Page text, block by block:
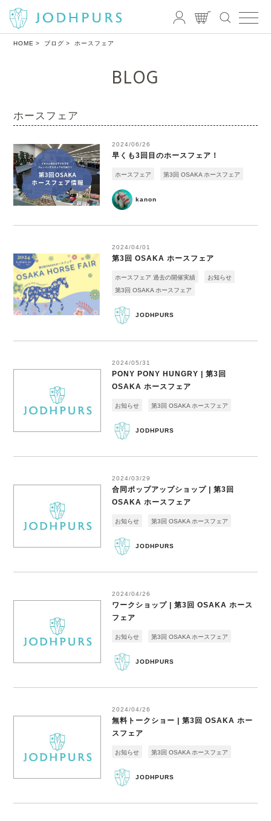
HOME ブログ ホースフェア
BLOG
ホースフェア
2024/06/26
早くも3回目のホースフェア！
kanon
ホースフェア 第3回 OSAKA ホースフェア
2024/04/01
第3回 OSAKA ホースフェア
JODHPURS
ホースフェア 過去の開催実績
お知らせ
第3回 OSAKA ホースフェア
2024/05/31
PONY PONY HUNGRY | 第3回
OSAKA ホースフェア
JODHPURS
お知らせ 第3回 OSAKA ホースフェア
2024/03/29
合同ポップアップショップ | 第3回
OSAKA ホースフェア
JODHPURS
お知らせ 第3回 OSAKA ホースフェア
2024/04/26
ワークショップ | 第3回 OSAKA ホース
フェア
JODHPURS
お知らせ 第3回 OSAKA ホースフェア
2024/04/26
無料トークショー | 第3回 OSAKA ホー
スフェア
JODHPURS
お知らせ 第3回 OSAKA ホースフェア